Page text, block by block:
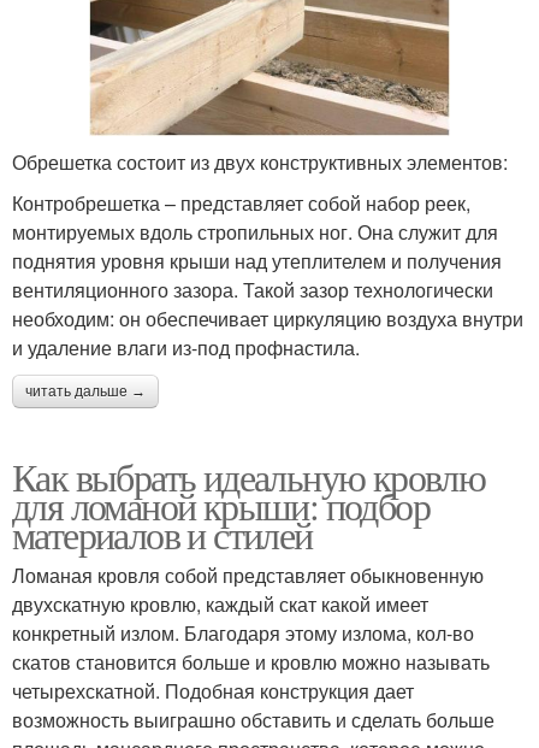
Обрешетка состоит из двух конструктивных элементов:
Контробрешетка – представляет собой набор реек,
монтируемых вдоль стропильных ног. Она служит для
поднятия уровня крыши над утеплителем и получения
вентиляционного зазора. Такой зазор технологически
необходим: он обеспечивает циркуляцию воздуха внутри
и удаление влаги из-под профнастила.
читать дальше →
Как выбрать идеальную кровлю
для ломаной крыши: подбор
материалов и стилей
Ломаная кровля собой представляет обыкновенную
двухскатную кровлю, каждый скат какой имеет
конкретный излом. Благодаря этому излома, кол-во
скатов становится больше и кровлю можно называть
четырехскатной. Подобная конструкция дает
возможность выиграшно обставить и сделать больше